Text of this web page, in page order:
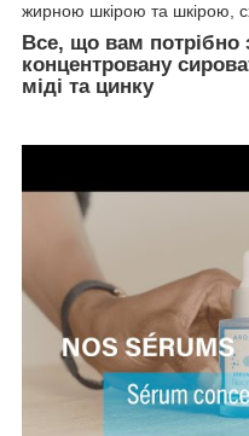
жирною шкірою та шкірою,
Все, що вам потрібно
концентровану
міді та цинку